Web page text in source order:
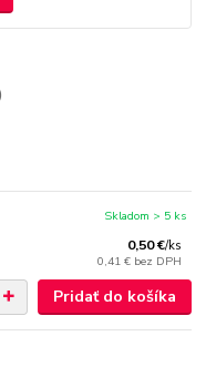
0,50 €/ks
0,41 € bez DPH
Skladom > 5 ks
Pridať do košíka